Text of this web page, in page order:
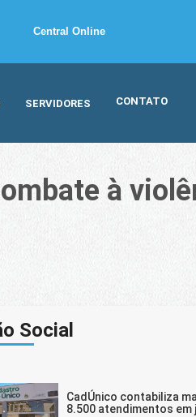
Central Online
SERVIDORES CONTATO
à
à violência contra a mulher
Social
CadÚnico contabiliza
8.500 atendimentos em